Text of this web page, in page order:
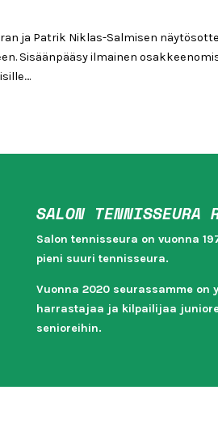
ja Patrik Niklas-Salmisen
Sisäänpääsy ilmainen
SALON TENNISSEURA
Salon tennisseura on vuonna
pieni suuri tennisseura.
Vuonna 2020 seurassamme on
harrastajaa ja kilpailijaa
senioreihin.